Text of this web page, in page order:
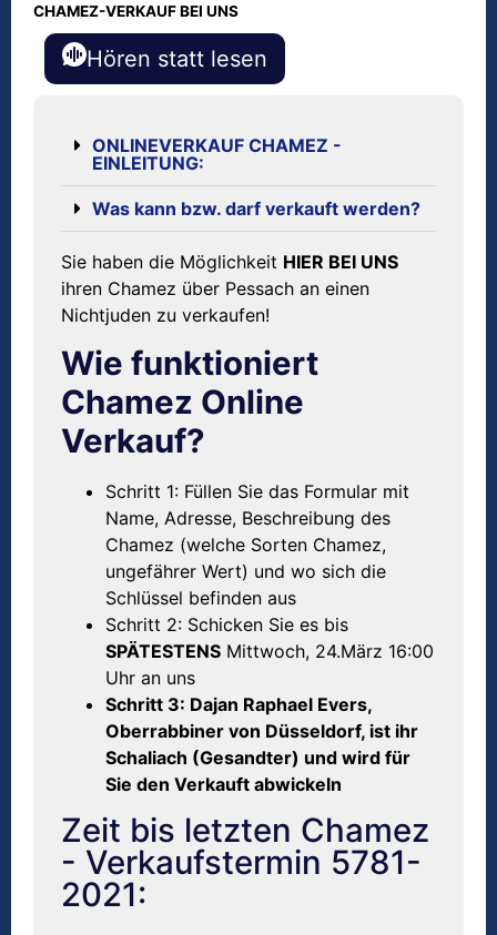
CHAMEZ-VERKAUF BEI UNS
Hören statt lesen
ONLINEVERKAUF CHAMEZ -
EINLEITUNG:
Was kann bzw. darf verkauft werden?
Sie haben die Möglichkeit HIER BEI UNS
ihren Chamez über Pessach an einen
Nichtjuden zu verkaufen!
Wie funktioniert
Chamez Online
Verkauf?
Schritt 1: Füllen Sie das Formular mit
Name, Adresse, Beschreibung des
Chamez (welche Sorten Chamez,
ungefährer Wert) und wo sich die
Schlüssel befinden aus
Schritt 2: Schicken Sie es bis
SPÄTESTENS Mittwoch, 24.März 16:00
Uhr an uns
Schritt 3: Dajan Raphael Evers,
Oberrabbiner von Düsseldorf, ist ihr
Schaliach (Gesandter) und wird für
Sie den Verkauft abwickeln
Zeit bis letzten Chamez
- Verkaufstermin 5781-
2021: